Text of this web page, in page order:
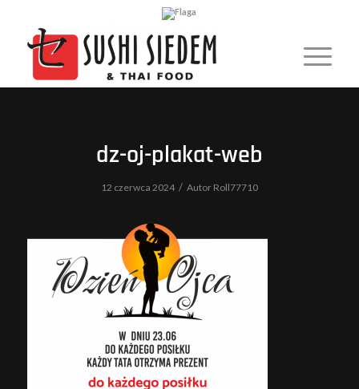
dz-oj-plakat-web
12 czerwca 2024 / Autor Roll77710